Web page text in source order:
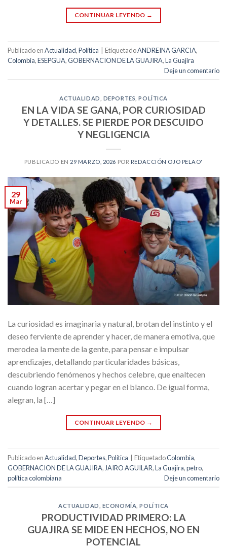
CONTINUAR LEYENDO →
Publicado enActualidad,Política EtiquetadoANDREINA GARCIA,
Colombia,ESEPGUA,GOBERNACION DE LA GUAJIRA,La Guajira
Deje un comentario
ACTUALIDAD DEPORTES ,POLÍTICA
EN LA VIDA SE GANA, POR CURIOSIDAD
Y DETALLES. SE PIERDE POR DESCUIDO
Y NEGLIGENCIA
PUBLICADO EN 29 MARZO, 2026 POR REDACCIÓN OJO PELAO'
29
Mar
La curiosidad es imaginaria y natural, brotan del instinto y el
deseo ferviente de aprender y hacer, de manera emotiva, que
merodea la mente de la gente, para pensar e impulsar
aprendizajes, detallando particularidades básicas,
descubriendo fenómenos y hechos celebre, que enaltecen
cuando logran acertar y pegar en el blanco. De igual forma,
alegran, la […]
CONTINUAR LEYENDO →
Publicado enActualidad,Deportes,Política EtiquetadoColombia,
GOBERNACION DE LA GUAJIRA, JAIRO AGUILAR,La Guajira,petro,
politica colombiana
Deje un comentario
ACTUALIDAD ECONOMÍA ,POLÍTICA
PRODUCTIVIDAD PRIMERO: LA
GUAJIRA SE MIDE EN HECHOS, NO EN
POTENCIAL